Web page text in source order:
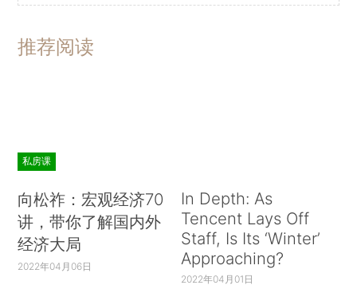
推荐阅读
私房课
向松祚：宏观经济70
讲，带你了解国内外
经济大局
2022年04月06日
In Depth: As
Tencent Lays Off
Staff, Is Its ‘Winter’
Approaching?
2022年04月01日